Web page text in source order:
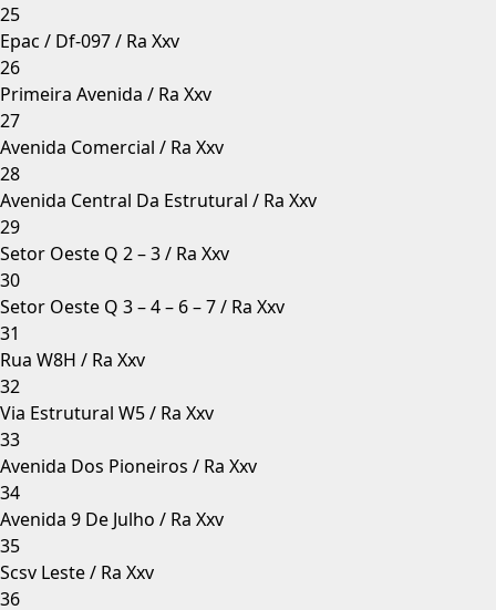
25
Epac / Df-097 / Ra Xxv
26
Primeira Avenida / Ra Xxv
27
Avenida Comercial / Ra Xxv
28
Avenida Central Da Estrutural / Ra Xxv
29
Setor Oeste Q 2 – 3 / Ra Xxv
30
Setor Oeste Q 3 – 4 – 6 – 7 / Ra Xxv
31
Rua W8H / Ra Xxv
32
Via Estrutural W5 / Ra Xxv
33
Avenida Dos Pioneiros / Ra Xxv
34
Avenida 9 De Julho / Ra Xxv
35
Scsv Leste / Ra Xxv
36